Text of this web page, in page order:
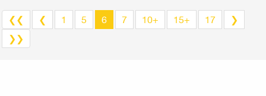
❮❮ ❮ 1 5 6 7 10+ 15+ 17
❯
❯❯